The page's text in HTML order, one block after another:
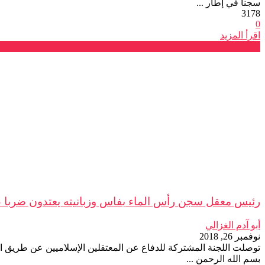
سجنا في إطار ...
3178
0
اقرأ المزيد
رئيس معقل سجن رأس الماء بفاس وزبانيته يعتدون
أبو آدم الغزالي
نوفمبر 26, 2018
بسم الله الرحمن ...